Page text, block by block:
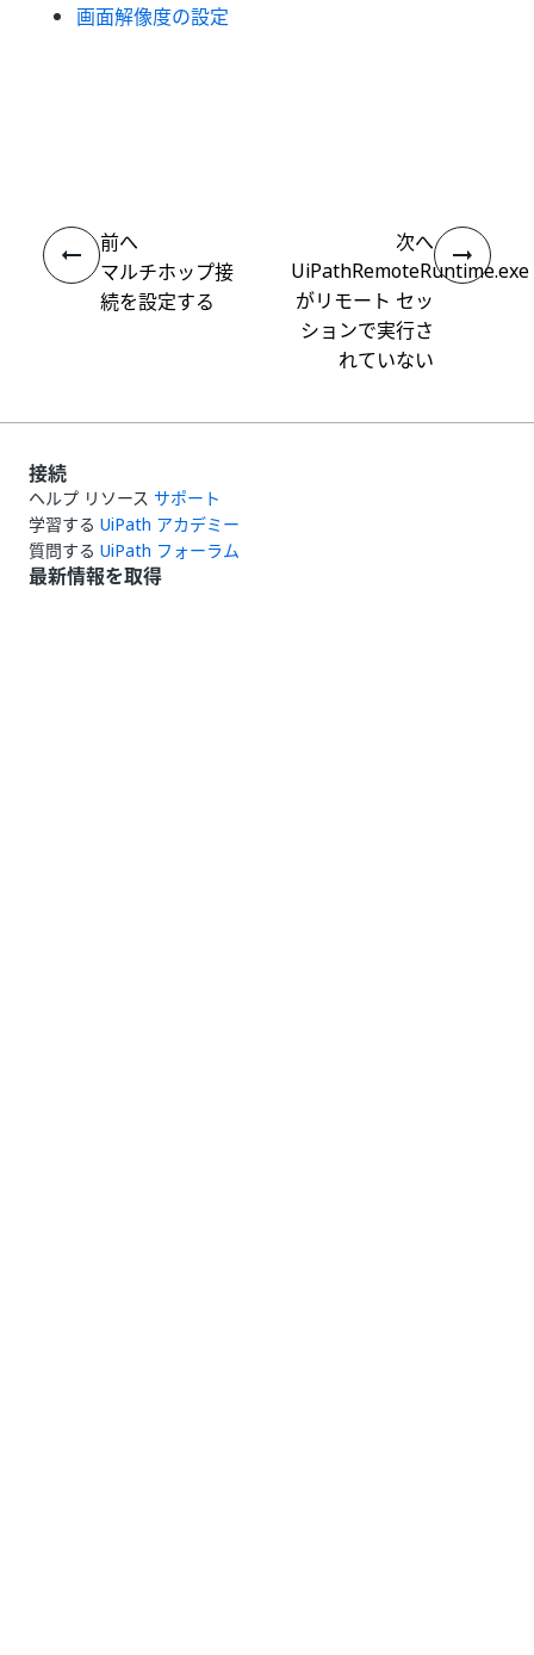
画面解像度の設定
前へ
マルチホップ接
続を設定する
次へ
UiPathRemoteRuntime.exe
がリモート セッ
ションで実行さ
れていない
接続
ヘルプ リソース サポート
学習する UiPath アカデミー
質問する UiPath フォーラム
最新情報を取得